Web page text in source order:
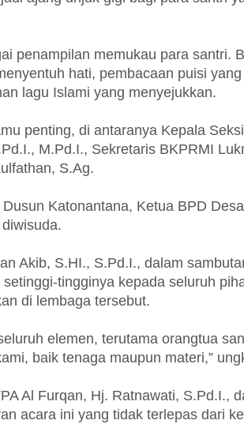
penampilan memukau para santri.
hati, pembacaan puisi
lagu Islami yang menyejukkan.
penting, di antaranya Kepala
M.Pd.I., Sekretaris BKPRMI
S.Ag.
Katonantana, Ketua BPD
Akib, S.HI., S.Pd.I., dalam
tingginya kepada seluruh
di lembaga tersebut.
elemen, terutama orangtua
baik tenaga maupun materi,”
Al Furqan, Hj. Ratnawati, S.Pd.I.,
acara ini yang tidak terlepas dari